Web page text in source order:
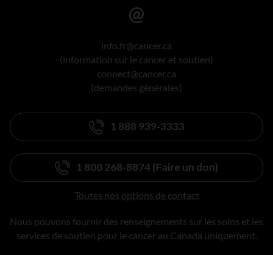
info.fr@cancer.ca
(information sur le cancer et soutien)
connect@cancer.ca
(demandes générales)
1 888 939-3333
1 800 268-8874 (Faire un don)
Toutes nos options de contact
Nous pouvons fournir des renseignements sur les soins et les
services de soutien pour le cancer au Canada uniquement.